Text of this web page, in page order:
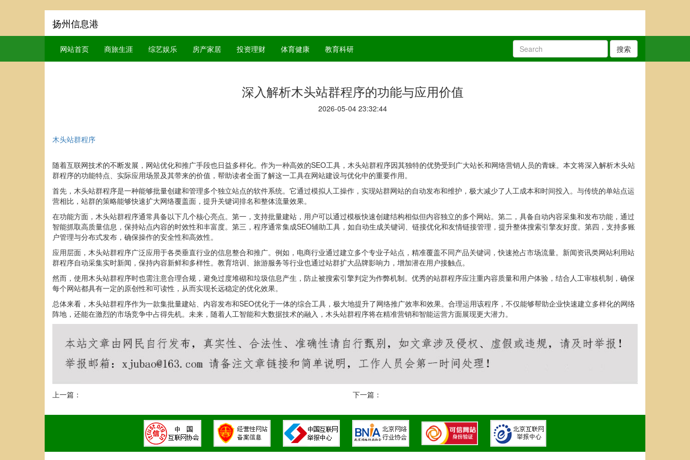
扬州信息港
网站首页 商旅生涯 综艺娱乐 房产家居 投资理财 体育健康 教育科研 搜索
深入解析木头站群程序的功能与应用价值
2026-05-04 23:32:44
木头站群程序
随着互联网技术的不断发展，网站优化和推广手段也日益多样化。作为一种高效的SEO工具，木头站群程序因其独特的优势受到广大站长和网络营销人员的青睐。本文将深入解析木头站
群程序的功能特点、实际应用场景及其带来的价值，帮助读者全面了解这一工具在网站建设与优化中的重要作用。
首先，木头站群程序是一种能够批量创建和管理多个独立站点的软件系统。它通过模拟人工操作，实现站群网站的自动发布和维护，极大减少了人工成本和时间投入。与传统的单站点运
营相比，站群的策略能够快速扩大网络覆盖面，提升关键词排名和整体流量效果。
在功能方面，木头站群程序通常具备以下几个核心亮点。第一，支持批量建站，用户可以通过模板快速创建结构相似但内容独立的多个网站。第二，具备自动内容采集和发布功能，通过
智能抓取高质量信息，保持站点内容的时效性和丰富度。第三，程序通常集成SEO辅助工具，如自动生成关键词、链接优化和友情链接管理，提升整体搜索引擎友好度。第四，支持多账
户管理与分布式发布，确保操作的安全性和高效性。
应用层面，木头站群程序广泛应用于各类垂直行业的信息整合和推广。例如，电商行业通过建立多个专业子站点，精准覆盖不同产品关键词，快速抢占市场流量。新闻资讯类网站利用站
群程序自动采集实时新闻，保持内容新鲜和多样性。教育培训、旅游服务等行业也通过站群扩大品牌影响力，增加潜在用户接触点。
然而，使用木头站群程序时也需注意合理合规，避免过度堆砌和垃圾信息产生，防止被搜索引擎判定为作弊机制。优秀的站群程序应注重内容质量和用户体验，结合人工审核机制，确保
每个网站都具有一定的原创性和可读性，从而实现长远稳定的优化效果。
总体来看，木头站群程序作为一款集批量建站、内容发布和SEO优化于一体的综合工具，极大地提升了网络推广效率和效果。合理运用该程序，不仅能够帮助企业快速建立多样化的网络
阵地，还能在激烈的市场竞争中占得先机。未来，随着人工智能和大数据技术的融入，木头站群程序将在精准营销和智能运营方面展现更大潜力。
上一篇： 下一篇：